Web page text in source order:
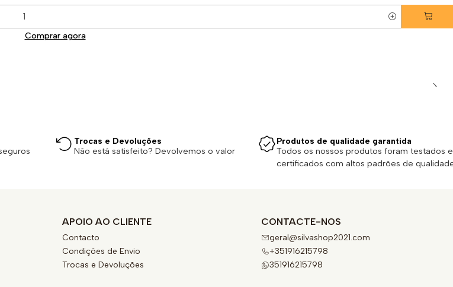
Comprar agora
Trocas e Devoluções
Não está satisfeito? Devolvemos o valor
Produtos de qualidade garantida
Todos os nossos produtos foram testados e
certificados com altos padrões de
APOIO AO CLIENTE
Contacto
Condições de Envio
Trocas e Devoluções
CONTACTE-NOS
geral@silvashop2021.com
+351916215798
351916215798